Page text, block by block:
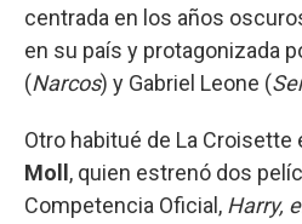
centrada en los años
en su país y protagonizada
(Narcos) y Gabriel Leone (
Otro habitué de La Croisette
Moll , quien estrenó dos
Competencia Oficial, Harry,